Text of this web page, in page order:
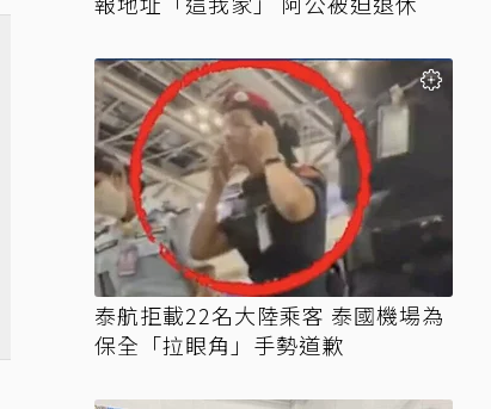
泰航拒載22名大陸乘客 泰國機場為
保全「拉眼角」手勢道歉